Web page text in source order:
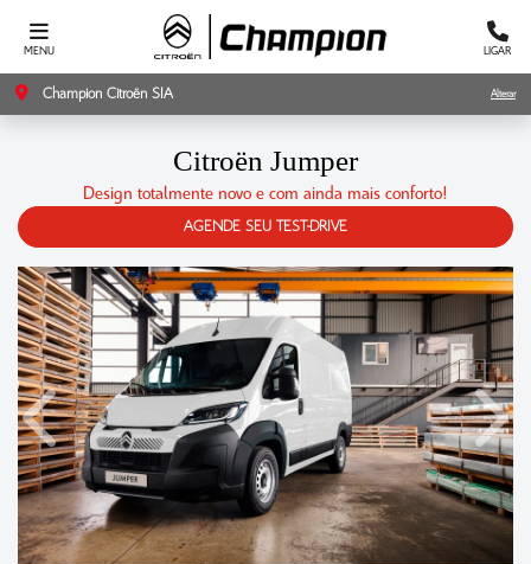
MENU LIGAR
Champion Citroën SIA Alterar
Citroën Jumper
Design totalmente novo e com ainda mais conforto!
AGENDE SEU TEST-DRIVE
Anterior